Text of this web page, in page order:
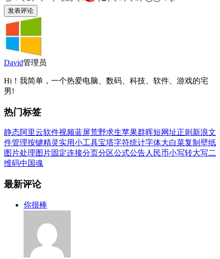
David管理员
Hi！我简单，一个热爱电脑、数码、科技、软件、游戏的宅
男!
热门标签
静态阿里云软件视频蓝屏荒野求生苹果群晖短网址正则 新浪文
件管理按键精灵 实用小工具宝塔字符统计字体大白菜复制 壁纸
图片处理图片固定连接分页分区公式公告人民币小写转大写二
维码中国魂
最新评论
你很棒